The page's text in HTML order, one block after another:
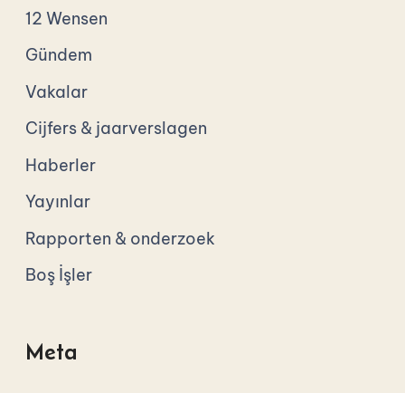
12 Wensen
Gündem
Vakalar
Cijfers & jaarverslagen
Haberler
Yayınlar
Rapporten & onderzoek
Boş İşler
Meta